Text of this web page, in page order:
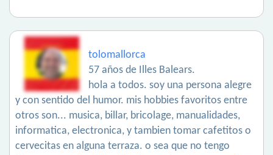
tolomallorca
57 años de Illes Balears.
hola a todos. soy una persona alegre
y con sentido del humor. mis hobbies favoritos entre
otros son... musica, billar, bricolage, manualidades,
informatica, electronica, y tambien tomar cafetitos o
cervecitas en alguna terraza. o sea que no tengo